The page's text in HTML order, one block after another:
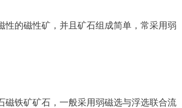
的磁性矿，并且矿石组成简单，常采用弱
铁矿矿石，一般采用弱磁选与浮选联合流